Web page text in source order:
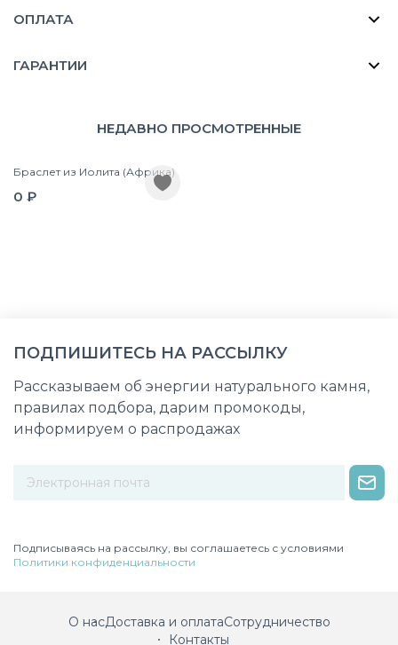
ОПЛАТА
ГАРАНТИИ
НЕДАВНО ПРОСМОТРЕННЫЕ
Браслет из Иолита (Африка)
0 ₽
ПОДПИШИТЕСЬ НА РАССЫЛКУ
Рассказываем об энергии натурального камня,
правилах подбора, дарим промокоды,
информируем о распродажах
Подписываясь на рассылку, вы соглашаетесь с условиями
Политики конфиденциальности
О насДоставка и оплатаСотрудничество
Контакты